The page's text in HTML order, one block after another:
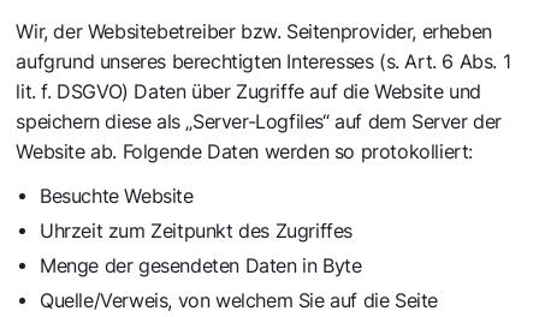
Wir, der Websitebetreiber bzw. Seitenprovider, erheben
aufgrund unseres berechtigten Interesses (s. Art. 6 Abs. 1
lit. f. DSGVO) Daten über Zugriffe auf die Website und
speichern diese als „Server-Logfiles“ auf dem Server der
Website ab. Folgende Daten werden so protokolliert:
Besuchte Website
Uhrzeit zum Zeitpunkt des Zugriffes
Menge der gesendeten Daten in Byte
Quelle/Verweis, von welchem Sie auf die Seite